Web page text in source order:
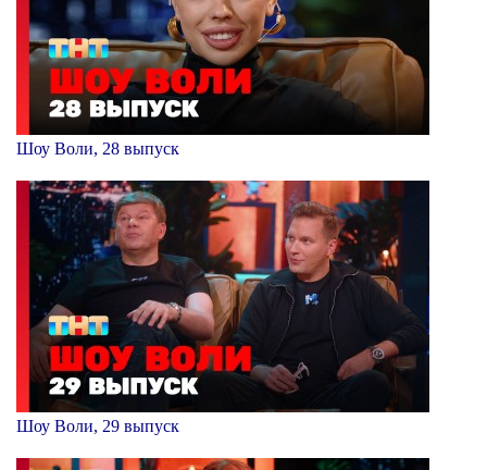
Шоу Воли, 28 выпуск
Шоу Воли, 29 выпуск